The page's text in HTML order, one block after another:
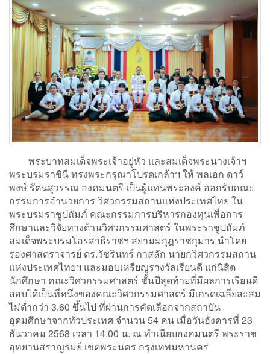
พระบาทสมเด็จพระเจ้าอยู่หัว และสมเด็จพระนางเจ้าฯ
พระบรมราชินี ทรงพระกรุณาโปรดเกล้าฯ ให้ พลเอก ดาว์
พงษ์ รัตนสุวรรณ องคมนตรี เป็นผู้แทนพระองค์ ออกรับคณะ
กรรมการอำนวยการ วิศวกรรมสถานแห่งประเทศไทย ใน
พระบรมราชูปถัมภ์ คณะกรรมการบริหารกองทุนเพื่อการ
ศึกษาและวิจัยทางด้านวิศวกรรมศาสตร์ ในพระราชูปถัมภ์
สมเด็จพระบรมโอรสาธิราชฯ สยามมกุฎราชกุมาร นำโดย
รองศาสตราจารย์ ดร.วัชรินทร์ กาสลัก นายกวิศวกรรมสถาน
แห่งประเทศไทยฯ และมอบเหรียญรางวัลเรียนดี แก่นิสิต
นักศึกษา คณะวิศวกรรมศาสตร์ ชั้นปีสุดท้ายที่มีผลการเรียนดี
สอบได้เป็นที่หนึ่งของคณะวิศวกรรมศาสตร์ มีเกรดเฉลี่ยสะสม
ไม่ต่ำกว่า 3.60 ขึ้นไป ที่ผ่านการคัดเลือกจากสถาบัน
อุดมศึกษาจากทั่วประเทศ จำนวน 54 คน เมื่อวันอังคารที่ 23
ธันวาคม 2568 เวลา 14.00 น. ณ ทำเนียบองคมนตรี พระราช
อุทยานสราญรมย์ เขตพระนคร กรุงเทพมหานคร